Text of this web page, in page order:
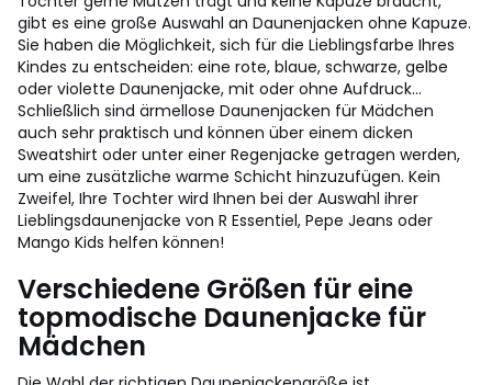
gibt es eine große Auswahl an Daunenjacken ohne Kapuze.
Sie haben die Möglichkeit, sich für die Lieblingsfarbe Ihres
Kindes zu entscheiden: eine rote, blaue, schwarze, gelbe
oder violette Daunenjacke, mit oder ohne Aufdruck...
Schließlich sind ärmellose Daunenjacken für Mädchen
auch sehr praktisch und können über einem dicken
Sweatshirt oder unter einer Regenjacke getragen werden,
um eine zusätzliche warme Schicht hinzuzufügen. Kein
Zweifel, Ihre Tochter wird Ihnen bei der Auswahl ihrer
Lieblingsdaunenjacke von R Essentiel, Pepe Jeans oder
Mango Kids helfen können!
Verschiedene Größen für eine
topmodische Daunenjacke für
Mädchen